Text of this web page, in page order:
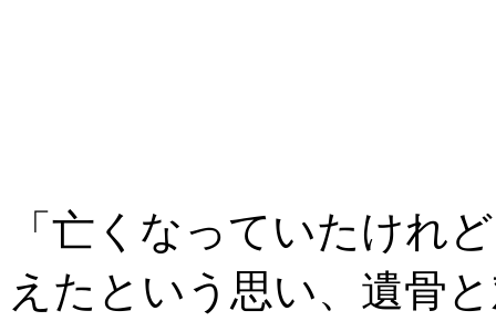
「亡くなっていたけれ
えたという思い、遺骨